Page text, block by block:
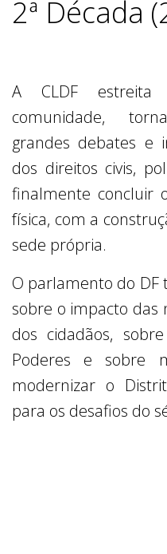
2ª Década
A CLDF
comunidade,
grandes debates e
dos direitos civis,
finalmente concluir
física, com a
sede própria.
O parlamento do DF
sobre o impacto das
dos cidadãos,
Poderes e sobre
modernizar o
para os desafios do